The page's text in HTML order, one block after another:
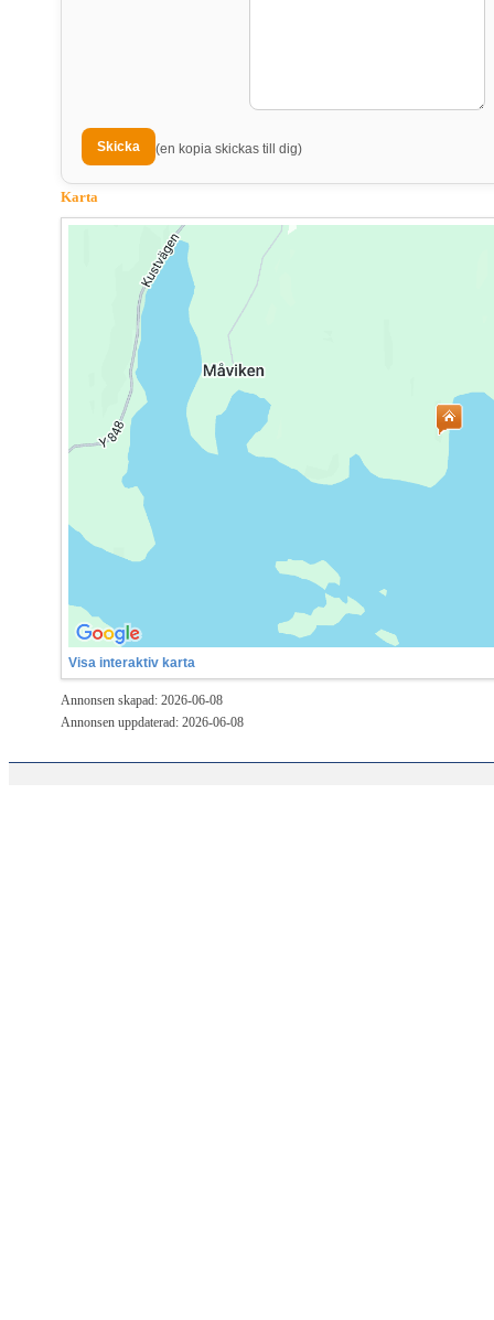
(en kopia skickas till dig)
Karta
Visa interaktiv karta
Annonsen skapad: 2026-06-08
Annonsen uppdaterad: 2026-06-08